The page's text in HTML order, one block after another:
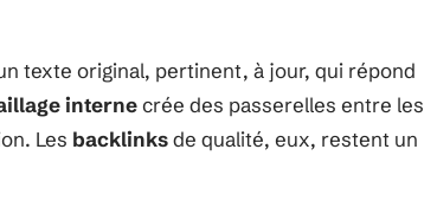
texte original, pertinent, à jour, qui répond
internecrée des passerelles entre les
Les backlinksde qualité, eux, restent un